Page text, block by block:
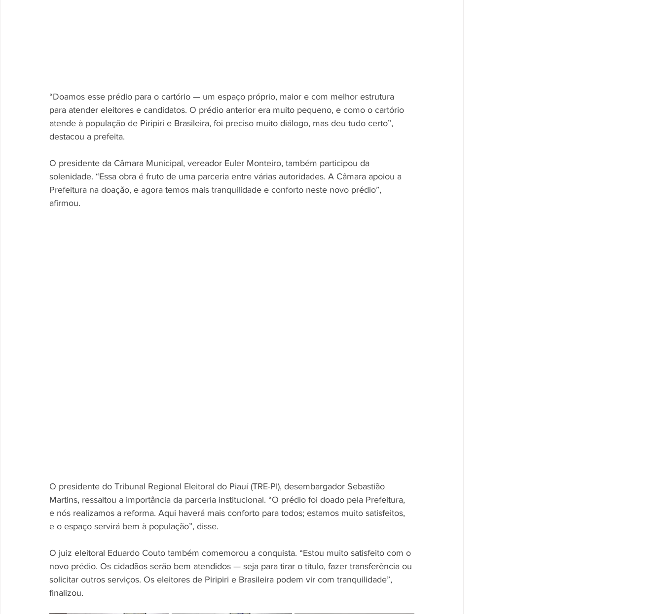
“Doamos esse prédio para o cartório — um espaço próprio, maior e com melhor estrutura
para atender eleitores e candidatos. O prédio anterior era muito pequeno, e como o cartório
atende à população de Piripiri e Brasileira, foi preciso muito diálogo, mas deu tudo certo”,
destacou a prefeita.
O presidente da Câmara Municipal, vereador Euler Monteiro, também participou da
solenidade. “Essa obra é fruto de uma parceria entre várias autoridades. A Câmara apoiou a
Prefeitura na doação, e agora temos mais tranquilidade e conforto neste novo prédio”,
afirmou.
O presidente do Tribunal Regional Eleitoral do Piauí (TRE-PI), desembargador Sebastião
Martins, ressaltou a importância da parceria institucional. “O prédio foi doado pela Prefeitura,
e nós realizamos a reforma. Aqui haverá mais conforto para todos; estamos muito satisfeitos,
e o espaço servirá bem à população”, disse.
O juiz eleitoral Eduardo Couto também comemorou a conquista. “Estou muito satisfeito com o
novo prédio. Os cidadãos serão bem atendidos — seja para tirar o título, fazer transferência ou
solicitar outros serviços. Os eleitores de Piripiri e Brasileira podem vir com tranquilidade”,
finalizou.